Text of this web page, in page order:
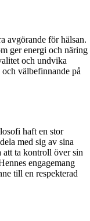
avgörande för hälsan.
ger energi och näring
och undvika
välbefinnande på
haft en stor
med sig av sina
att ta kontroll över sin
engagemang
till en respekterad